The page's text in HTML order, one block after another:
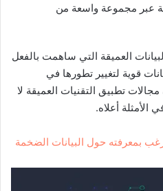
عبر مجموعة واسعة من
العميقة التي ساهمت بالفعل
قوية لتغيير تطورها في
تطبيق التقنيات العميقة لا
أعلاه.